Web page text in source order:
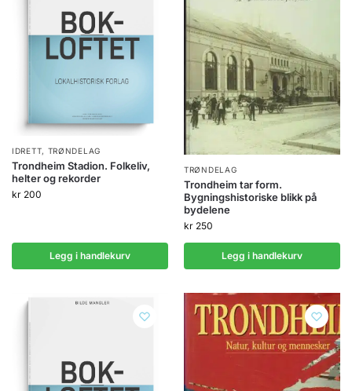
IDRETT, TRØNDELAG
Trondheim Stadion. Folkeliv,
helter og rekorder
kr 200
Legg i handlekurv
TRØNDELAG
Trondheim tar form.
Bygningshistoriske blikk på
bydelene
kr 250
Legg i handlekurv